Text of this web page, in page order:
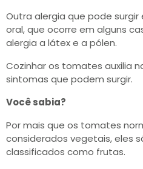
Outra alergia que pode
oral, que ocorre em alguns
alergia a látex e a pólen.
Cozinhar os tomates auxilia
sintomas que podem surgir.
Você sabia?
Por mais que os tomates
considerados vegetais, eles
classificados como frutas.